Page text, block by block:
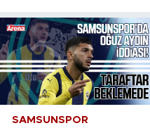
SAMSUNSPOR